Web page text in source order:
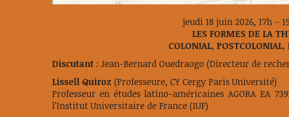
jeudi 18 juin 2026, 17h –
LES FORMES DE LA
COLONIAL, POSTCOLONIAL,
Discutant: Jean-Bernard Ouedraogo (Directeur de
Lissell Quiroz (Professeure, CY Cergy Paris Université)
Professeur en études latino-américaines AGORA EA
l’Institut Universitaire de France (IUF)